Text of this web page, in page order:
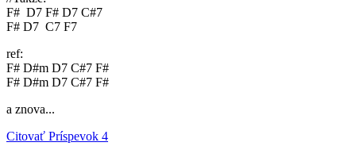
F# D7 F# D7 C#7
F# D7 C7 F7
ref:
F# D#m D7 C#7 F#
F# D#m D7 C#7 F#
a znova...
Citovať Príspevok 4